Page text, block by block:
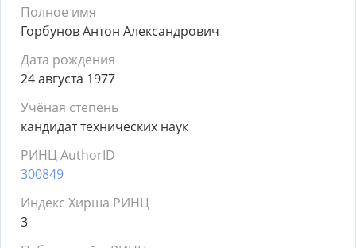
Полное имя
Горбунов Антон Александрович
Дата рождения
24 августа 1977
Учёная степень
кандидат технических наук
РИНЦ AuthorID
300849
Индекс Хирша РИНЦ
3